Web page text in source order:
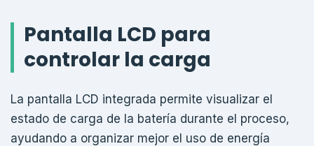
Pantalla LCD para
controlar la carga
La pantalla LCD integrada permite visualizar el
estado de carga de la batería durante el proceso,
ayudando a organizar mejor el uso de energía